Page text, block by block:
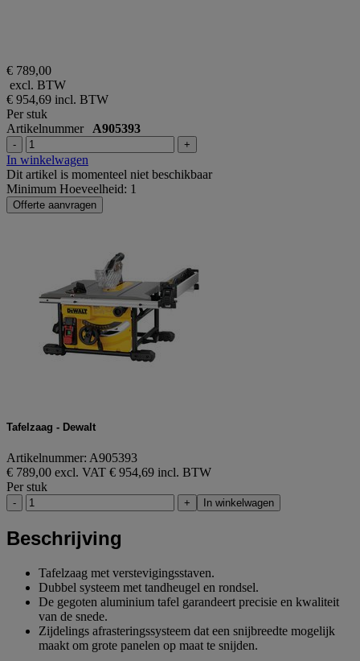
€ 789,00
excl. BTW
€ 954,69 incl. BTW
Per stuk
Artikelnummer A905393
- +
In winkelwagen
Dit artikel is momenteel niet beschikbaar
Minimum Hoeveelheid: 1
Offerte aanvragen
Tafelzaag - Dewalt
Artikelnummer: A905393
€ 789,00 excl. VAT € 954,69 incl. BTW
Per stuk
- + In winkelwagen
Beschrijving
Tafelzaag met verstevigingsstaven.
Dubbel systeem met tandheugel en rondsel.
De gegoten aluminium tafel garandeert precisie en kwaliteit
van de snede.
Zijdelings afrasteringssysteem dat een snijbreedte mogelijk
maakt om grote panelen op maat te snijden.